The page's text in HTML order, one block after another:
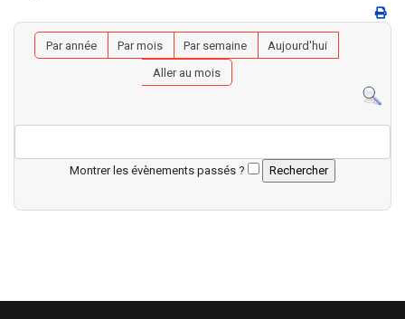
Par année Par mois Par semaine
Aujourd'hui
Aller au mois
Montrer les évènements passés ?